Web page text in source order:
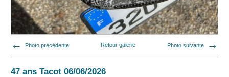
Photo précédente Retour galerie Photo suivante
47 ans Tacot 06/06/2026